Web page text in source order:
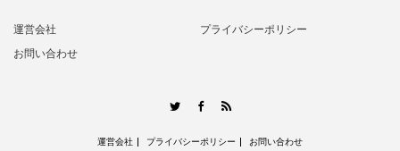
運営会社
プライバシーポリシー
お問い合わせ
TwitterFacebook
運営会社 プライバシーポリシー お問い合わせ